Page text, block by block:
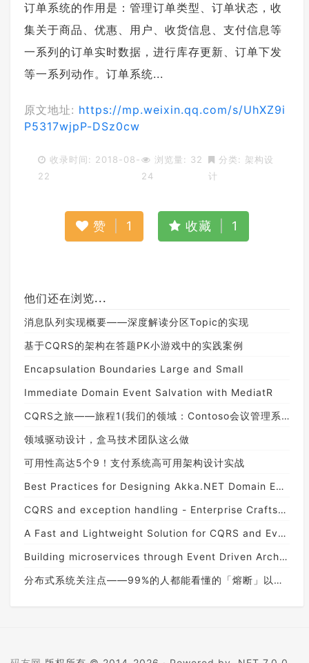
订单系统的作用是：管理订单类型、订单状态，收
集关于商品、优惠、用户、收货信息、支付信息等
一系列的订单实时数据，进行库存更新、订单下发
等一系列动作。订单系统...
原文地址: https://mp.weixin.qq.com/s/UhXZ9i
P5317wjpP-DSz0cw
收录时间: 2018-08-
22
浏览量: 32
24
分类: 架构设
计
赞 1 收藏 1
他们还在浏览...
消息队列实现概要——深度解读分区Topic的实现
基于CQRS的架构在答题PK小游戏中的实践案例
Encapsulation Boundaries Large and Small
Immediate Domain Event Salvation with MediatR
CQRS之旅——旅程1(我们的领域：Contoso会议管理系统)
领域驱动设计，盒马技术团队这么做
可用性高达5个9！支付系统高可用架构设计实战
Best Practices for Designing Akka.NET Domain Events and Commands
CQRS and exception handling - Enterprise Craftsmanship
A Fast and Lightweight Solution for CQRS and Event Sourcing
Building microservices through Event Driven Architecture part9: Implementing EventSourcing on Application
分布式系统关注点——99%的人都能看懂的「熔断」以及最佳实践